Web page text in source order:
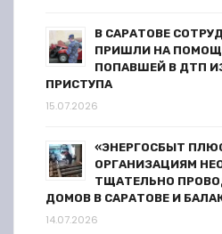
В САРАТОВЕ
ПРИШЛИ НА
ПОПАВШЕЙ В ДТП
ПРИСТУПА
15.07.2026
«ЭНЕРГОСБЫТ
ОРГАНИЗАЦИЯМ
ТЩАТЕЛЬНО
ДОМОВ В САРАТОВЕ И
14.07.2026